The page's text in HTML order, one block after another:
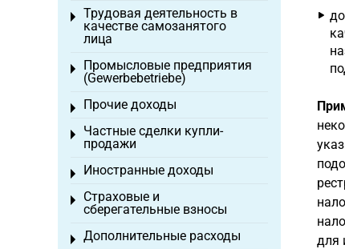
для
Трудовая деятельность в
качестве самозанятого
лица
Toggle menu
Промысловые предприятия
(Gewerbebetriebe)
Toggle menu
Прочие доходы
Toggle menu
Частные сделки купли-
продажи
Toggle menu
Иностранные доходы
Toggle menu
Страховые и
сберегательные взносы
Toggle menu
Дополнительные расходы
Toggle menu